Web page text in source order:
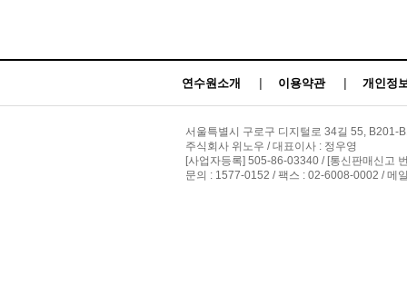
연수원소개 이용약관 개인정
서울특별시 구로구 디지털로 34길 55, B201-
주식회사 위노우 / 대표이사 : 정우영
[사업자등록] 505-86-03340 / [통신판매신고
문의 : 1577-0152 / 팩스 : 02-6008-0002 / 메